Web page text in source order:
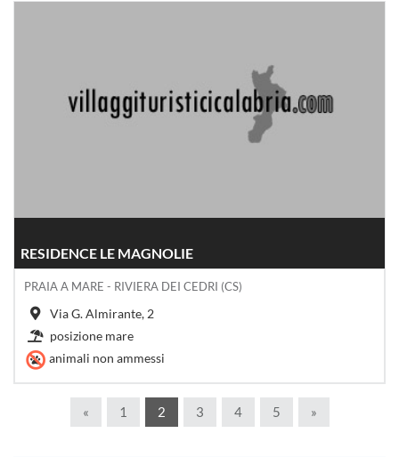
RESIDENCE LE MAGNOLIE
PRAIA A MARE - RIVIERA DEI CEDRI (CS)
Via G. Almirante, 2
posizione mare
animali non ammessi
« 1 2 3 4 5 »